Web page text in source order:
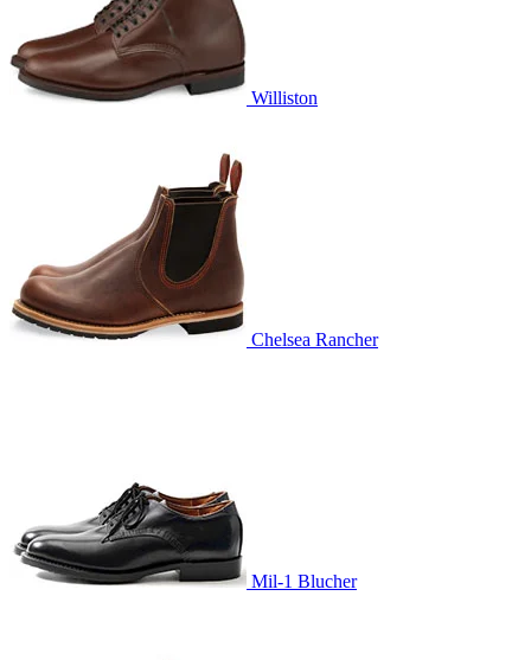
Williston
Chelsea Rancher
Mil-1 Blucher